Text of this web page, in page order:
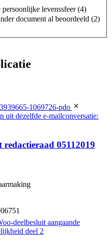
levenssfeer (4)
document al beoordeeld (2)
1069726-pdo
uit dezelfde e-mailconversatie:
05112019
deelbesluit aangaande
deel 2